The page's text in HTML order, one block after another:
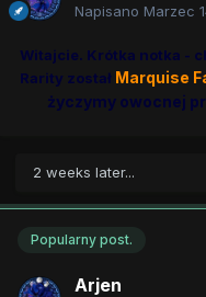
Napisano Marzec
Witajcie. Krótka notka -
Rarity został Marquise
życzymy owocnej
2 weeks later...
Popularny post.
Arjen